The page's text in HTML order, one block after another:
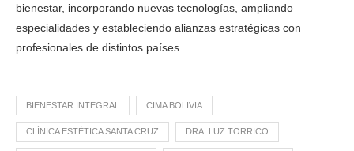
bienestar, incorporando nuevas tecnologías, ampliando
especialidades y estableciendo alianzas estratégicas con
profesionales de distintos países.
BIENESTAR INTEGRAL CIMA BOLIVIA
CLÍNICA ESTÉTICA SANTA CRUZ DRA. LUZ TORRICO